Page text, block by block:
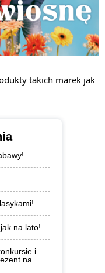
takich marek jak
na lato!
i
na